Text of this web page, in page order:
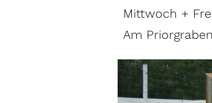
Mittwoch +
Am Priorgraben